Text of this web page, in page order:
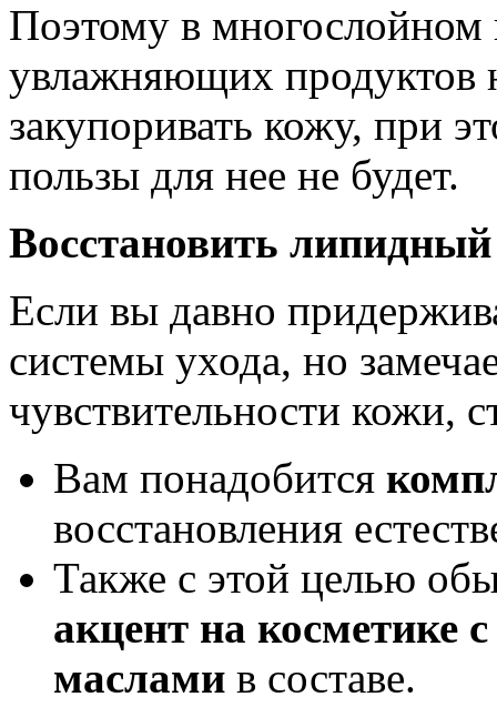
Поэтому в многослойном
увлажняющих продуктов
закупоривать кожу, при
пользы для нее не будет.
Восстановить
Если вы давно
системы ухода, но
чувствительности кожи,
Вам понадобится
восстановления
Также с этой целью
акцент на
маслами в составе.